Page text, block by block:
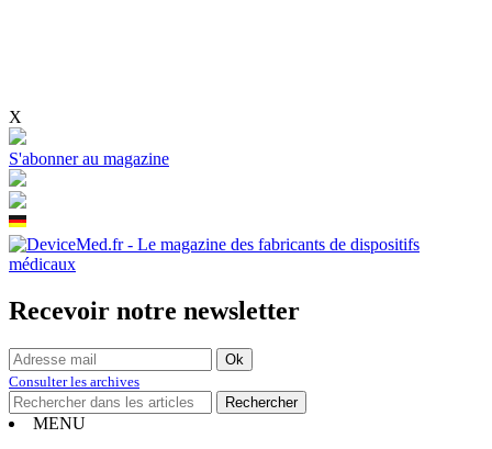
X
S'abonner au magazine
Recevoir notre newsletter
Consulter les archives
MENU